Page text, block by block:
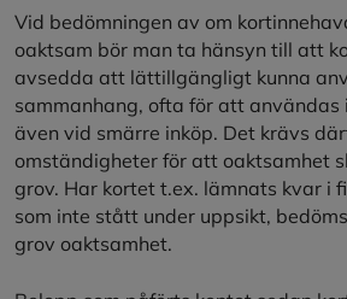
Vid bedömningen av om
oaktsam bör man ta hänsyn till att
avsedda att lättillgängligt kunna
sammanhang, ofta för att
även vid smärre inköp. Det krävs
omständigheter för att oaktsamhet
grov. Har kortet t.ex. lämnats kvar i
som inte stått under uppsikt,
grov oaktsamhet.